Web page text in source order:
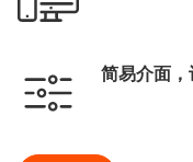
简易介面